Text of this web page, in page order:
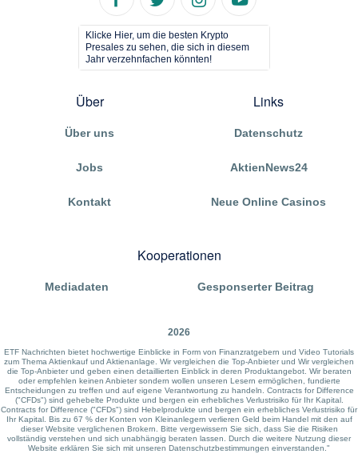
Klicke Hier, um die besten Krypto
Presales zu sehen, die sich in diesem
Jahr verzehnfachen könnten!
Über
Über uns
Jobs
Kontakt
Links
Datenschutz
AktienNews24
Neue Online Casinos
Kooperationen
Mediadaten Gesponserter Beitrag
2026
ETF Nachrichten bietet hochwertige Einblicke in Form von Finanzratgebern und Video Tutorials
zum Thema Aktienkauf und Aktienanlage. Wir vergleichen die Top-Anbieter und Wir vergleichen
die Top-Anbieter und geben einen detaillierten Einblick in deren Produktangebot. Wir beraten
oder empfehlen keinen Anbieter sondern wollen unseren Lesern ermöglichen, fundierte
Entscheidungen zu treffen und auf eigene Verantwortung zu handeln. Contracts for Difference
("CFDs") sind gehebelte Produkte und bergen ein erhebliches Verlustrisiko für Ihr Kapital.
Contracts for Difference ("CFDs") sind Hebelprodukte und bergen ein erhebliches Verlustrisiko für
Ihr Kapital. Bis zu 67 % der Konten von Kleinanlegern verlieren Geld beim Handel mit den auf
dieser Website verglichenen Brokern. Bitte vergewissern Sie sich, dass Sie die Risiken
vollständig verstehen und sich unabhängig beraten lassen. Durch die weitere Nutzung dieser
Website erklären Sie sich mit unseren Datenschutzbestimmungen einverstanden."